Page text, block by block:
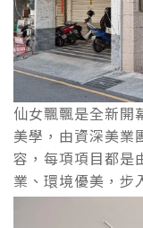
仙女飄飄是全新開
美學，由資深美業
容，每項項目都是
業、環境優美，步